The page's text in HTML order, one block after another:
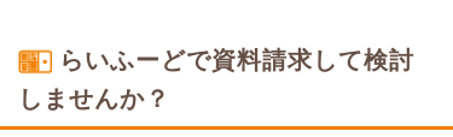
らいふーどで資料請求して検討
しませんか？